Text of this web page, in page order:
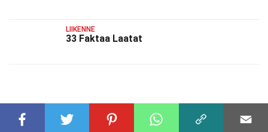
LIIKENNE
33 Faktaa Laatat
AIHEESEEN LIITTYVÄT FAKTAT